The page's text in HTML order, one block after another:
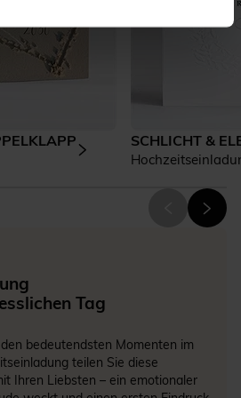
Tag
bedeutendsten Momenten im
teilen Sie diese
Ihren Liebsten – ein emotionaler
SCHLICHT &